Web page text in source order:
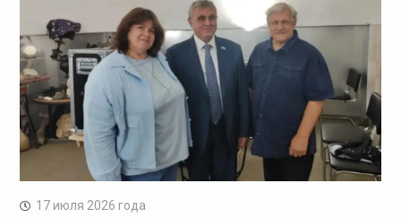
17 июля 2026 года